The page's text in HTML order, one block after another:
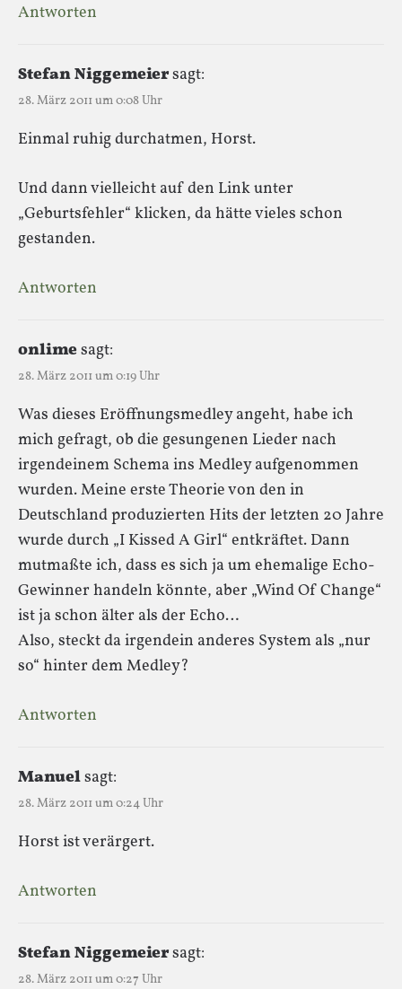
Antworten
Stefan Niggemeiersagt:
28. März 2011 um 0:08 Uhr
Einmal ruhig durchatmen, Horst.
Und dann vielleicht auf den Link unter
„Geburtsfehler“ klicken, da hätte vieles schon
gestanden.
Antworten
onlimesagt:
28. März 2011 um 0:19 Uhr
Was dieses Eröffnungsmedley angeht, habe ich
mich gefragt, ob die gesungenen Lieder nach
irgendeinem Schema ins Medley aufgenommen
wurden. Meine erste Theorie von den in
Deutschland produzierten Hits der letzten 20 Jahre
wurde durch „I Kissed A Girl“ entkräftet. Dann
mutmaßte ich, dass es sich ja um ehemalige Echo-
Gewinner handeln könnte, aber „Wind Of Change“
ist ja schon älter als der Echo…
Also, steckt da irgendein anderes System als „nur
so“ hinter dem Medley?
Antworten
Manuelsagt:
28. März 2011 um 0:24 Uhr
Horst ist verärgert.
Antworten
Stefan Niggemeiersagt:
28. März 2011 um 0:27 Uhr